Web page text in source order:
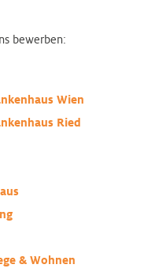
bewerben:
Wien
Ried
& Wohnen